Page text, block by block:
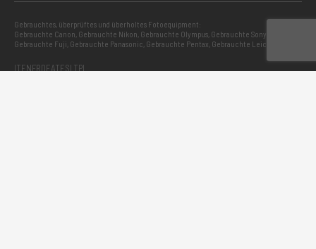
Gebrauchtes, überprüftes und überholtes Fotoequipment:
Gebrauchte Canon, Gebrauchte Nikon, Gebrauchte Olympus, Gebrauchte Sony
Gebrauchte Fuji, Gebrauchte Panasonic, Gebrauchte Pentax, Gebrauchte Leica
ITENFRDEATESLTPL